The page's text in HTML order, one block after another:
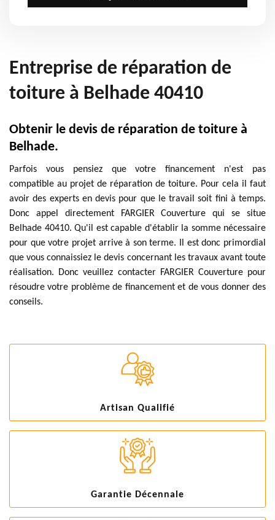
Entreprise de réparation de
toiture à Belhade 40410
Obtenir le devis de réparation de toiture à
Belhade.
Parfois vous pensiez que votre financement n'est pas
compatible au projet de réparation de toiture. Pour cela il faut
avoir des experts en devis pour que le travail soit fini à temps.
Donc appel directement FARGIER Couverture qui se situe
Belhade 40410. Qu'il est capable d'établir la somme nécessaire
pour que votre projet arrive à son terme. Il est donc primordial
que vous connaissiez le devis concernant les travaux avant toute
réalisation. Donc veuillez contacter FARGIER Couverture pour
résoudre votre problème de financement et de vous donner des
conseils.
Artisan Qualifié
Garantie Décennale